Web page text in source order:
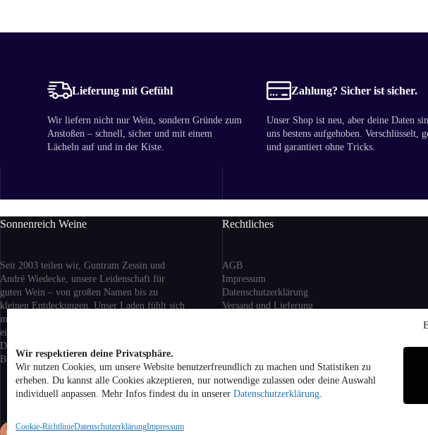
Wir respektieren deine Privatsphäre.
Wir nutzen Cookies, um unsere Website benutzerfreundlich zu machen und Statistiken zu
erheben. Du kannst alle Cookies akzeptieren, nur notwendige zulassen oder deine Auswahl
individuell anpassen. Mehr Infos findest du in unserer Datenschutzerklärung.
Cookie-RichtlinieDatenschutzerklärungImpressum
Lieferung mit Gefühl
Wir liefern nicht nur Wein, sondern Gründe zum
Anstoßen – schnell, sicher und mit einem
Lächeln auf und in der Kiste.
Zahlung? Sicher ist sicher.
Unser Shop ist neu, aber deine Daten
uns bestens aufgehoben. Verschlüsselt,
und garantiert ohne Tricks.
Sonnenreich Weine
Seit 2003 teilen wir, Guntram Zessin und
André Wiedecke, unsere Leidenschaft für
guten Wein – von großen Namen bis zu
kleinen Entdeckungen. Unser Laden fühlt sich
mehr nach Wohnzimmer als nach Geschäft an:
ein Ort zum Ankommen, Probieren und
Dableiben. Ob aus Berlin, Bordeaux oder
Buenos Aires – bei uns bist du willkommen.
Rechtliches
AGB
Impressum
Datenschutzerklärung
Versand und Lieferung
Alle Preise inkl. gesetzlicher MwSt. und ggf.
zzgl. Versandkosten bei Lieferungen nach
Hause. Kein Verkauf von Alkohol an